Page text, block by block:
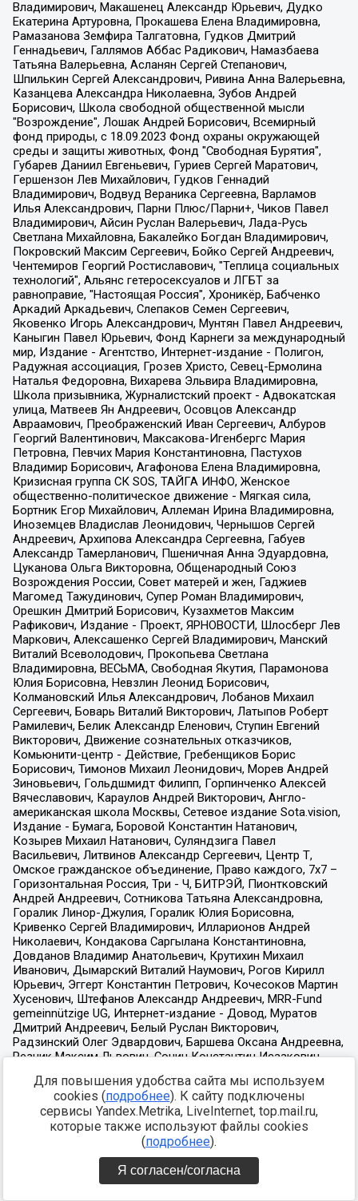
Для повышения удобства сайта мы используем
cookies (подробнее). К сайту подключены
сервисы Yandex.Metrika, LiveInternet, top.mail.ru,
которые также используют файлы cookies
(подробнее).
Я согласен/согласна